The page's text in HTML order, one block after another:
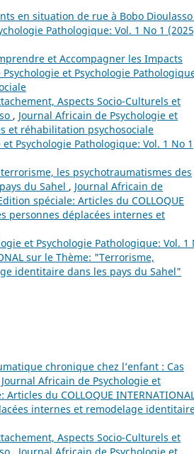
en situation de rue à Bobo Dioulasso
Pathologique: Vol. 1 No 1
et Accompagner les Impacts
et Psychologie
Aspects Socio-Culturels et
, Journal Africain de Psychologie et
et réhabilitation psychosociale
Psychologie Pathologique: Vol. 1 No 1
les psychotraumatismes des
du Sahel , Journal Africain de
spéciale: Articles du COLLOQUE
personnes déplacées internes et
et Psychologie Pathologique: Vol. 1
sur le Thème: "Terrorisme,
identitaire dans les pays du Sahel"
chronique chez l’enfant : Cas
Journal Africain de Psychologie et
du COLLOQUE
internes et remodelage
Aspects Socio-Culturels et